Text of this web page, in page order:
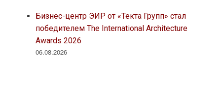
Бизнес-центр ЭИР от «Текта Групп» стал
победителем The International Architecture
Awards 2026
06.08.2026